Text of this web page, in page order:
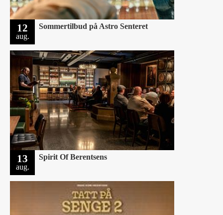
12
aug.
Sommertilbud på Astro Senteret
13
aug.
Spirit Of Berentsens